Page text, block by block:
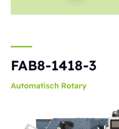
FAB8-1418-3
Automatisch Rotary